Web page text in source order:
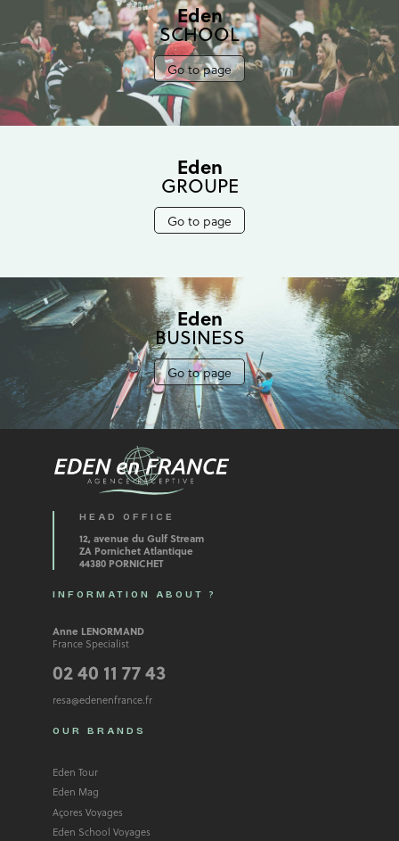
Eden
SCHOOL
Go to page
Eden
GROUPE
Go to page
Eden
BUSINESS
Go to page
HEAD OFFICE
12, avenue du Gulf Stream
ZA Pornichet Atlantique
44380 PORNICHET
INFORMATION ABOUT ?
Anne LENORMAND
France Specialist
02 40 11 77 43
resa@edenenfrance.fr
OUR BRANDS
Eden Tour
Eden Mag
Açores Voyages
Eden School Voyages